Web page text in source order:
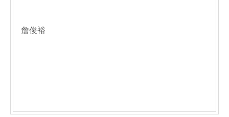
詹俊裕